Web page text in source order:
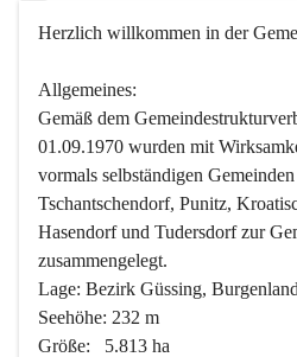
Herzlich willkommen in der
Allgemeines:
Gemäß dem
01.09.1970 wurden mit
vormals selbständigen
Tschantschendorf, Punitz,
Hasendorf und Tudersdorf zur
zusammengelegt.
Lage: Bezirk Güssing, Burgenland
Seehöhe: 232 m
Größe:   5.813 ha